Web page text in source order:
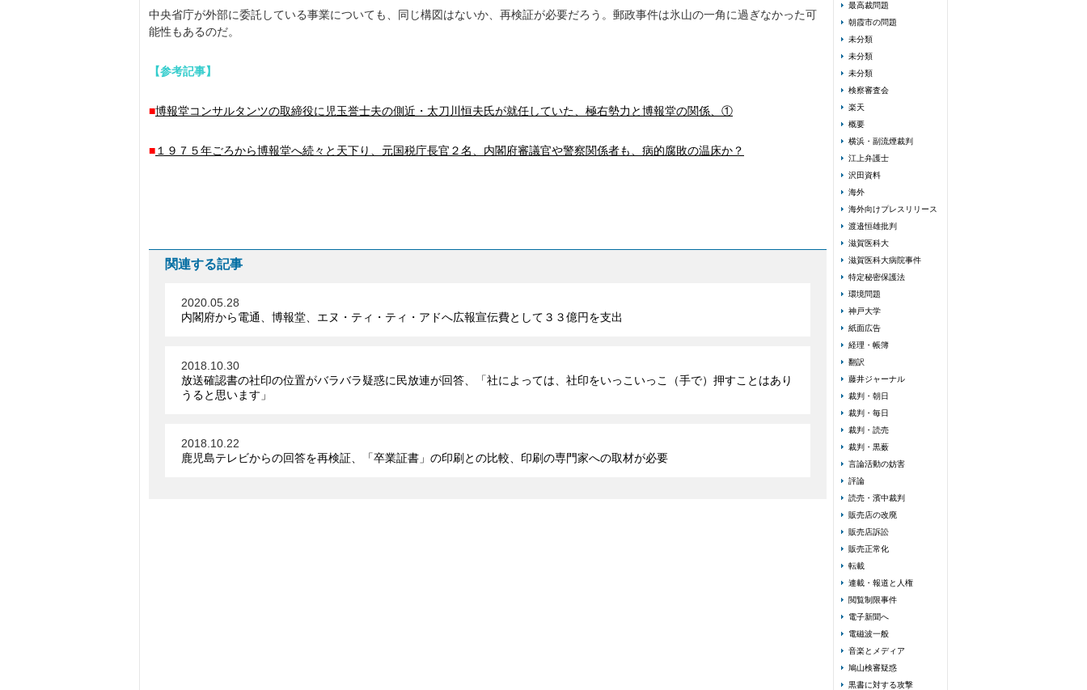
中央省庁が外部に委託している事業についても、同じ構図はないか、再検証が必要だろう。郵政事件は氷山の一角に過ぎなかった可
能性もあるのだ。
【参考記事】
■博報堂コンサルタンツの取締役に児玉誉士夫の側近・太刀川恒夫氏が就任していた、極右勢力と博報堂の関係、①
■１９７５年ごろから博報堂へ続々と天下り、元国税庁長官２名、内閣府審議官や警察関係者も、病的腐敗の温床か？
関連する記事
2020.05.28
内閣府から電通、博報堂、エヌ・ティ・ティ・アドへ広報宣伝費として３３億円を支出
2018.10.30
放送確認書の社印の位置がバラバラ疑惑に民放連が回答、「社によっては、社印をいっこいっこ（手で）押すことはあり
うると思います」
2018.10.22
鹿児島テレビからの回答を再検証、「卒業証書」の印刷との比較、印刷の専門家への取材が必要
最高裁問題
朝霞市の問題
未分類
未分類
未分類
検察審査会
楽天
概要
横浜・副流煙裁判
江上弁護士
沢田資料
海外
海外向けプレスリリース
渡邉恒雄批判
滋賀医科大
滋賀医科大病院事件
特定秘密保護法
環境問題
神戸大学
紙面広告
経理・帳簿
翻訳
藤井ジャーナル
裁判・朝日
裁判・毎日
裁判・読売
裁判・黒薮
言論活動の妨害
評論
読売・濱中裁判
販売店の改廃
販売店訴訟
販売正常化
転載
連載・報道と人権
閲覧制限事件
電子新聞へ
電磁波一般
音楽とメディア
鳩山検審疑惑
黒書に対する攻撃